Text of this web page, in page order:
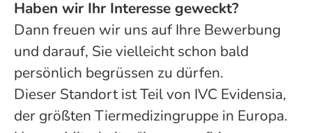
Haben wir Ihr Interesse geweckt?
Dann freuen wir uns auf Ihre Bewerbung
und darauf, Sie vielleicht schon bald
persönlich begrüssen zu dürfen.
Dieser Standort ist Teil von IVC Evidensia,
der größten Tiermedizingruppe in Europa.